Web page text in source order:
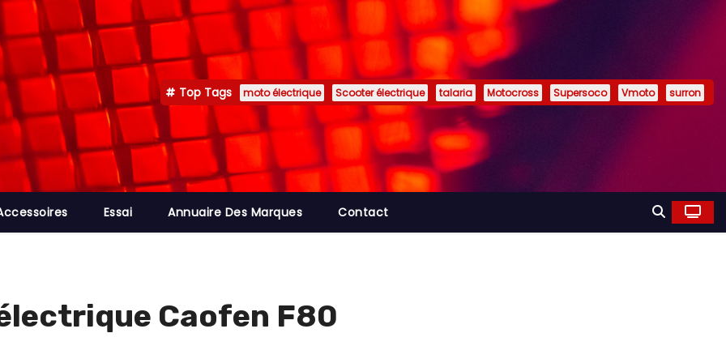
Top Tags moto électrique Scooter électrique talaria Motocross Supersoco Vmoto surron
Essai Annuaire Des Marques Contact
Caofen F80